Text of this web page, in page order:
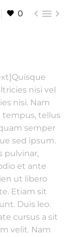
0   
nisi vel
nisi. Nam
tempus, tellus
semper
sed ipsum.
pulvinar,
et ante
ut libero
Etiam sit
Duis leo.
cursus a sit
velit. Nam